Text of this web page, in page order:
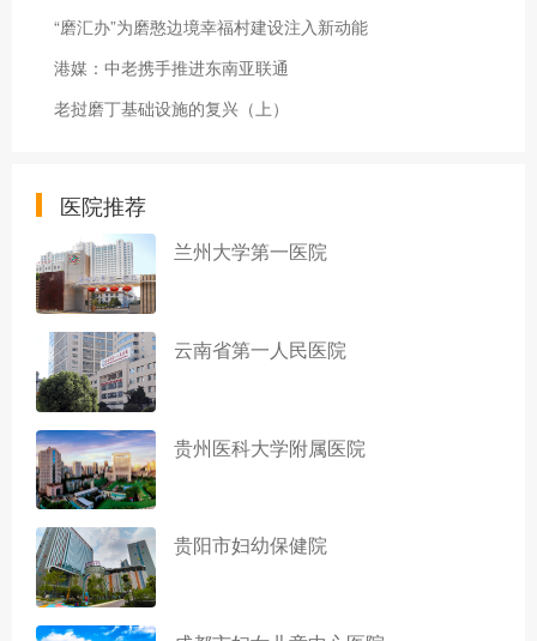
“磨汇办”为磨憨边境幸福村建设注入新动能
港媒：中老携手推进东南亚联通
老挝磨丁基础设施的复兴（上）
医院推荐
兰州大学第一医院
云南省第一人民医院
贵州医科大学附属医院
贵阳市妇幼保健院